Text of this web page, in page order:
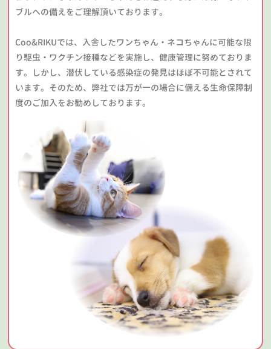
ブルへの備えをご理解頂いております。
Coo&RIKUでは、入舎したワンちゃん・ネコちゃんに可能な限
り駆虫・ワクチン接種などを実施し、健康管理に努めておりま
す。しかし、潜伏している感染症の発見はほぼ不可能とされて
います。そのため、弊社では万が一の場合に備える生命保障制
度のご加入をお勧めしております。